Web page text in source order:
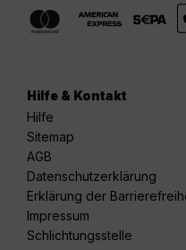
Hilfe & Kontakt
Hilfe
Sitemap
AGB
Datenschutzerklärung
Erklärung der
Impressum
Schlichtungsstelle